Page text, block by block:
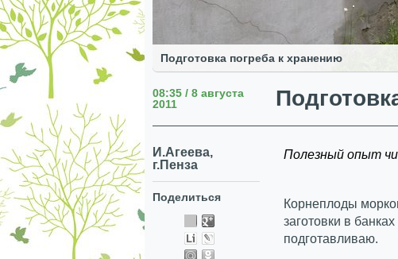
Подготовка погреба к хранению
08:35 / 8 августа
2011
И.Агеева,
г.Пенза
Поделиться
Полезный опыт
Корнеплоды
заготовки в
подготавливаю.